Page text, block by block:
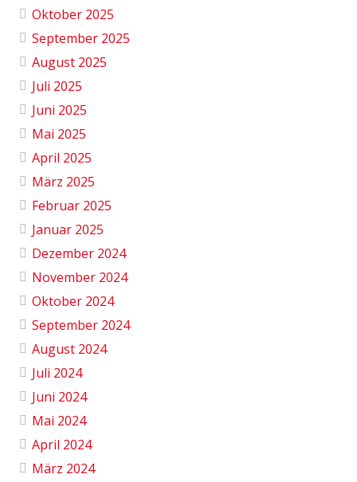
Oktober 2025
September 2025
August 2025
Juli 2025
Juni 2025
Mai 2025
April 2025
März 2025
Februar 2025
Januar 2025
Dezember 2024
November 2024
Oktober 2024
September 2024
August 2024
Juli 2024
Juni 2024
Mai 2024
April 2024
März 2024